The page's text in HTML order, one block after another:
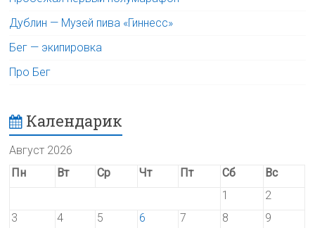
Дублин — Музей пива «Гиннесс»
Бег — экипировка
Про Бег
Календарик
Август 2026
Пн
Вт Ср Чт Пт Сб
Вс
1
2
3
4 5 6 7 8
9